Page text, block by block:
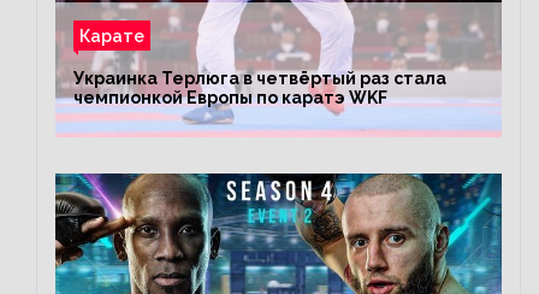
Карате
Украинка Терлюга в четвёртый раз стала
чемпионкой Европы по каратэ WKF